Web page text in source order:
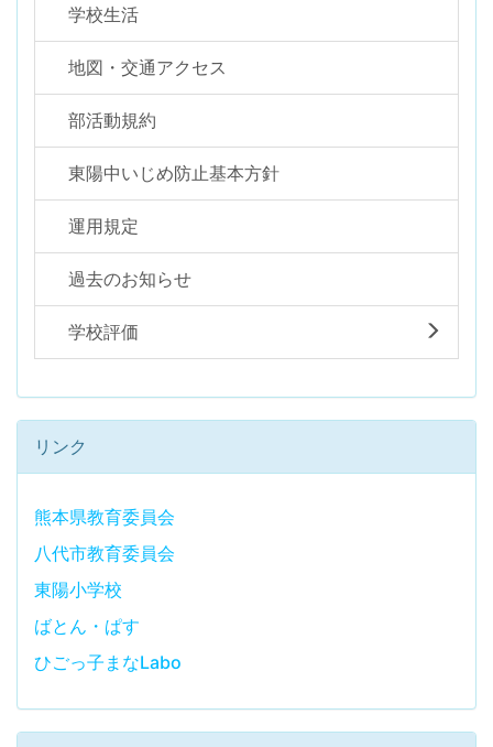
学校生活
地図・交通アクセス
部活動規約
東陽中いじめ防止基本方針
運用規定
過去のお知らせ
学校評価
リンク
熊本県教育委員会
八代市教育委員会
東陽小学校
ばとん・ぱす
ひごっ子まなLabo